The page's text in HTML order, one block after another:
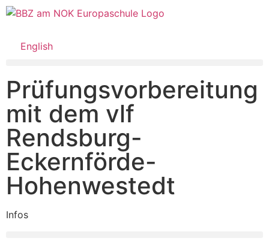
English
Prüfungsvorbereitung
mit dem vlf
Rendsburg-
Eckernförde-
Hohenwestedt
Infos